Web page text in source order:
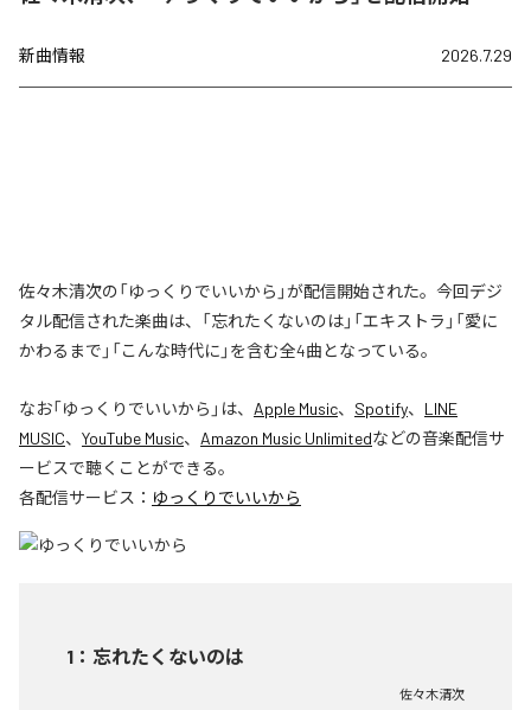
新曲情報 2026.7.29
佐々木清次の「ゆっくりでいいから」が配信開始された。今回デジ
タル配信された楽曲は、「忘れたくないのは」「エキストラ」「愛に
かわるまで」「こんな時代に」を含む全4曲となっている。
なお「ゆっくりでいいから 」は、 Apple Music、 Spotify、 LINE
MUSIC、 YouTube Music、 Amazon Music Unlimitedなどの音楽配信サ
ービスで聴くことができる。
各配信サービス： ゆっくりでいいから
1 ： 忘れたくないのは
佐々木清次